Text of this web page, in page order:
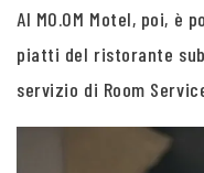
Al MO.OM Motel, poi,
piatti del ristorante
servizio di Room